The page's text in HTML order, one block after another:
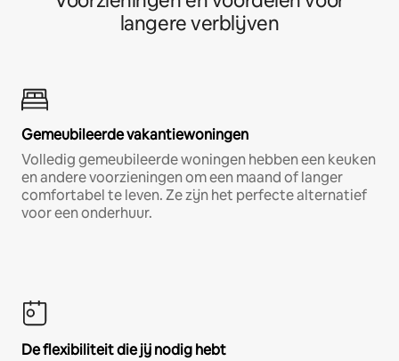
langere verblijven
Gemeubileerde vakantiewoningen
Volledig gemeubileerde woningen hebben een keuken
en andere voorzieningen om een maand of langer
comfortabel te leven. Ze zijn het perfecte alternatief
voor een onderhuur.
De flexibiliteit die jij nodig hebt